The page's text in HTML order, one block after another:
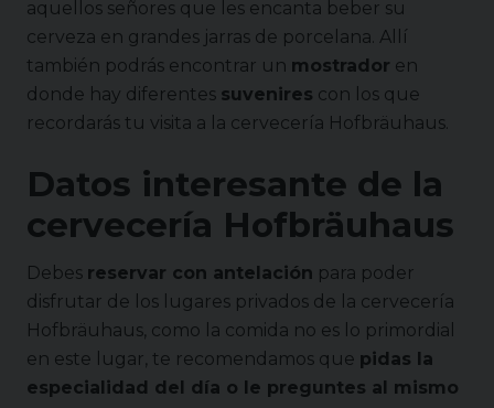
aquellos señores que les encanta beber su
cerveza en grandes jarras de porcelana. Allí
también podrás encontrar un mostrador en
donde hay diferentes suvenires con los que
recordarás tu visita a la cervecería Hofbräuhaus.
Datos interesante de la
cervecería Hofbräuhaus
Debes reservar con antelación para poder
disfrutar de los lugares privados de la cervecería
Hofbräuhaus, como la comida no es lo primordial
en este lugar, te recomendamos que pidas la
especialidad del día o le preguntes al mismo